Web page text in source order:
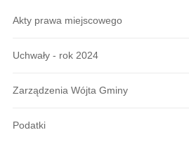
Akty prawa miejscowego
Uchwały - rok 2024
Zarządzenia Wójta Gminy
Podatki